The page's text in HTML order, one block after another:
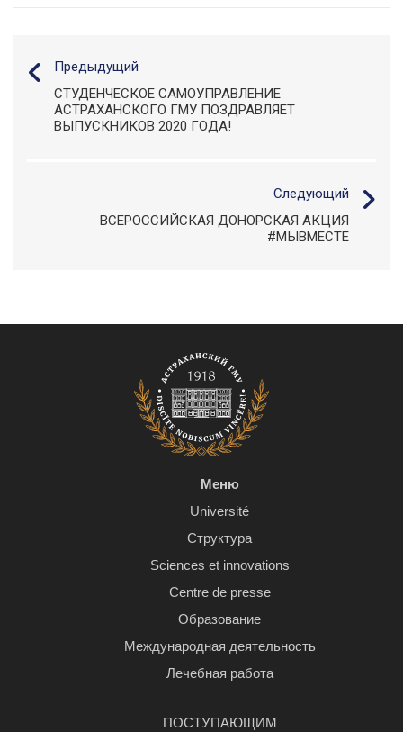
Предыдущий
СТУДЕНЧЕСКОЕ САМОУПРАВЛЕНИЕ
АСТРАХАНСКОГО ГМУ ПОЗДРАВЛЯЕТ
ВЫПУСКНИКОВ 2020 ГОДА!
Следующий
ВСЕРОССИЙСКАЯ ДОНОРСКАЯ АКЦИЯ
#МЫВМЕСТЕ
Меню
Université
Структура
Sciences et innovations
Centre de presse
Образование
Международная деятельность
Лечебная работа
ПОСТУПАЮЩИМ